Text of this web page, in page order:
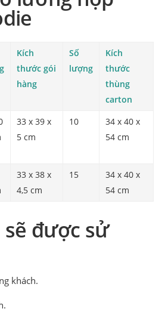
Kích
thước gói
hàng
Số
lượng
Kích
thước
thùng
carton
33 x 39 x
5 cm
10
34 x 40 x
54 cm
33 x 38 x
4,5 cm
15
34 x 40 x
54 cm
sẽ được sử
khách.